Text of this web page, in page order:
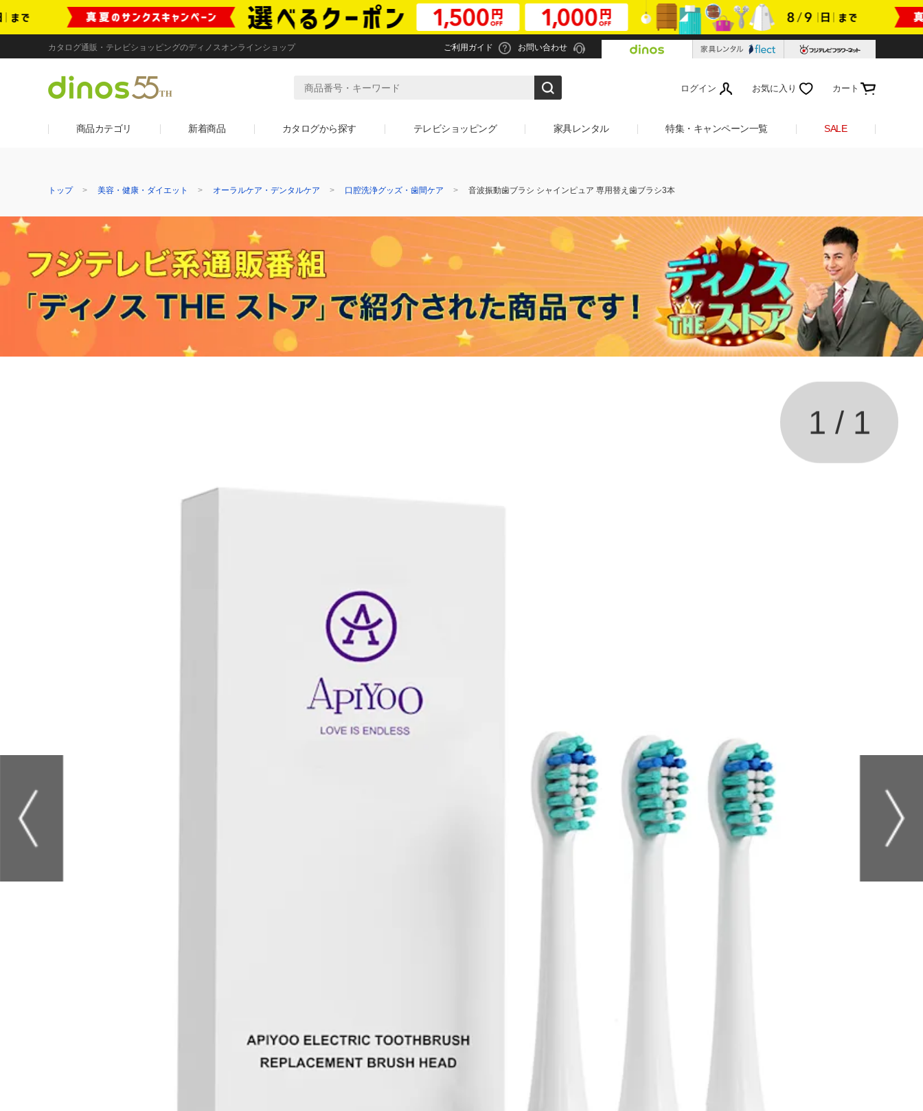
カタログ通販・テレビショッピングのディノスオンラインショップ ご利用ガイド お問い合わせ
ログイン お気に入り カート
商品カテゴリ 新着商品 カタログから探す テレビショッピング 家具レンタル 特集・キャンペーン一覧 SALE
トップ 美容・健康・ダイエット オーラルケア・デンタルケア 口腔洗浄グッズ・歯間ケア 音波振動歯ブラシ シャインピュア 専用替え歯ブラシ3本
1 / 1